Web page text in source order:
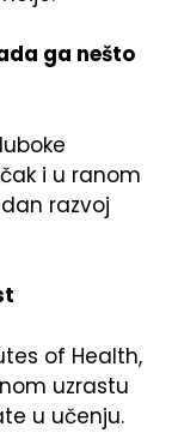
ga nešto
i u ranom
razvoj
of Health,
uzrastu
u učenju.